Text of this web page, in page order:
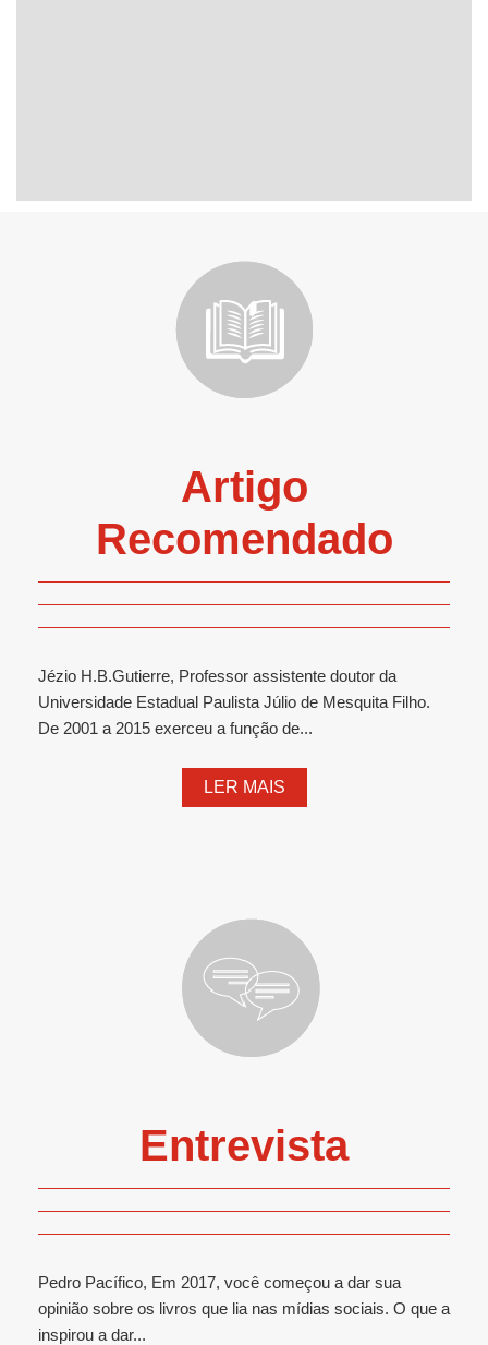
Artigo
Recomendado
Jézio H.B.Gutierre, Professor assistente doutor da
Universidade Estadual Paulista Júlio de Mesquita Filho.
De 2001 a 2015 exerceu a função de...
LER MAIS
Entrevista
Pedro Pacífico, Em 2017, você começou a dar sua
opinião sobre os livros que lia nas mídias sociais. O que a
inspirou a dar...